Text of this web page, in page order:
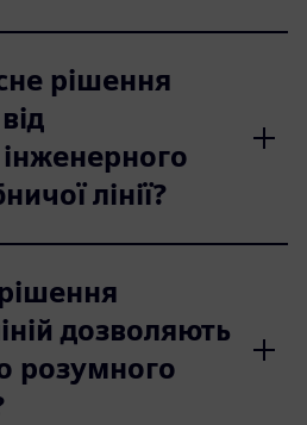
рішення
лінії?
дозволяють
розумного